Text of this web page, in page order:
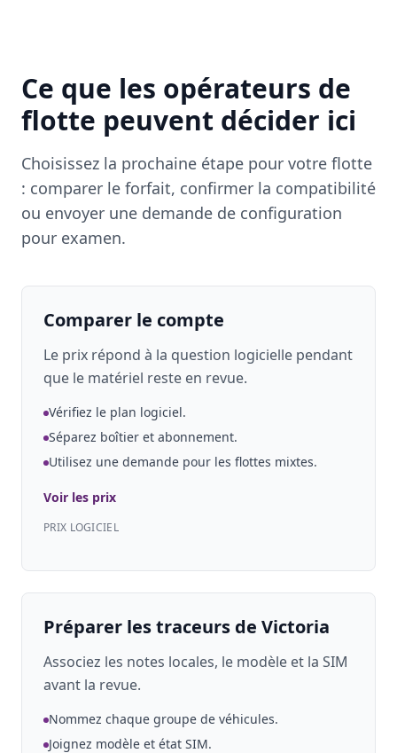
Ce que les opérateurs de
flotte peuvent décider ici
Choisissez la prochaine étape pour votre flotte
: comparer le forfait, confirmer la compatibilité
ou envoyer une demande de configuration
pour examen.
Comparer le compte
Le prix répond à la question logicielle pendant
que le matériel reste en revue.
Vérifiez le plan logiciel.
Séparez boîtier et abonnement.
Utilisez une demande pour les flottes mixtes.
Voir les prix
PRIX LOGICIEL
Préparer les traceurs de Victoria
Associez les notes locales, le modèle et la SIM
avant la revue.
Nommez chaque groupe de véhicules.
Joignez modèle et état SIM.